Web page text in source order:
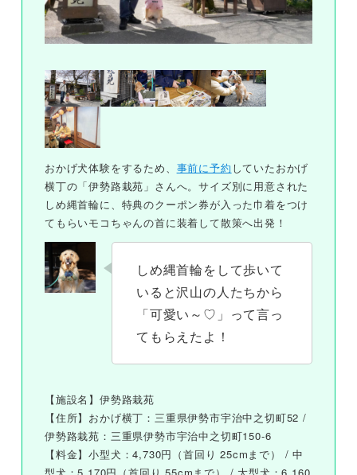
おかげ犬体験をするため、 事前に予約 していたおかげ
横丁の「伊勢路栽苑」さんへ。サイズ別に用意された
しめ縄首輪に、特典のクーポン券が入った巾着をつけ
てもらいモコちゃんの首に装着して散策へ出発！
しめ縄首輪をして歩いて
いると沢山の人たちから
「可愛い～♡」って言っ
てもらえたよ！
【施設名】伊勢路栽苑
【住所】おかげ横丁：三重県伊勢市宇治中之切町52 /
伊勢路栽苑：三重県伊勢市宇治中之切町150-6
【料金】小型犬：4,730円（首回り 25cmまで） / 中